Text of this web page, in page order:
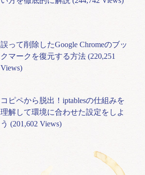
誤って削除したGoogle Chromeのブッ
クマークを復元する方法 (220,251
Views)
コピペから脱出！iptablesの仕組みを
理解して環境に合わせた設定をしよ
う (201,602 Views)